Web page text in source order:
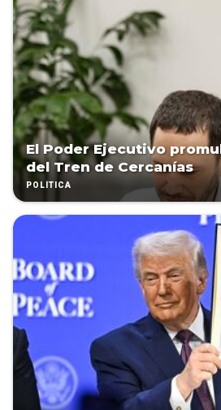
El Poder Ejecutivo
del Tren de Cercanías
POLÍTICA